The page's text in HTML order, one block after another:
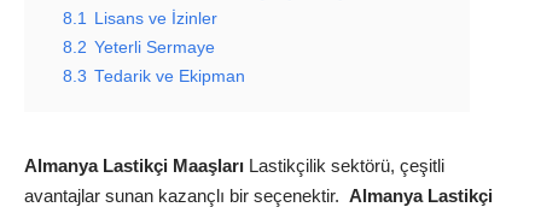
8.1 Lisans ve İzinler
8.2 Yeterli Sermaye
8.3 Tedarik ve Ekipman
Almanya Lastikçi Maaşları Lastikçilik sektörü, çeşitli
avantajlar sunan kazançlı bir seçenektir. Almanya Lastikçi